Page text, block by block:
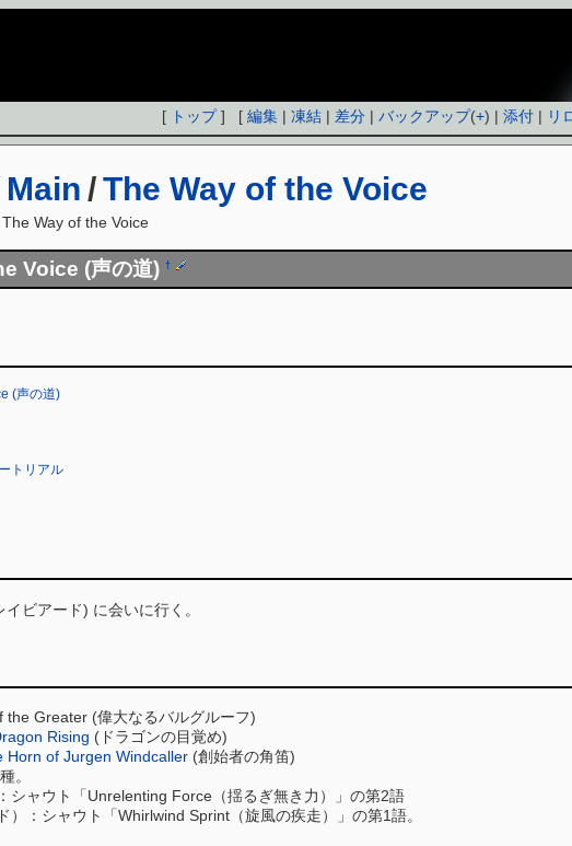
[ トップ] [編集 |凍結 | 差分 |バックアップ(+) |添付 | リ
Main /The Way of the Voice
The Way of the Voice
Voice (声の道)†
(声の道)
トリアル
ビアード) に会いに行く。
the Greater (偉大なるバルグルーフ)
Rising (ドラゴンの目覚め)
Horn of Jurgen Windcaller (創始者の角笛)
。
シャウト「Unrelenting Force（揺るぎ無き力）」の第2語
）：シャウト「Whirlwind Sprint（旋風の疾走）」の第1語。